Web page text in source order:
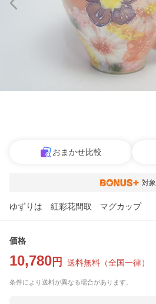
おまかせ比較
対象
ゆずりは 紅彩花間取 マグカップ
価格
10,780 円 送料無料 （全国一律）
条件により送料が異なる場合があります。